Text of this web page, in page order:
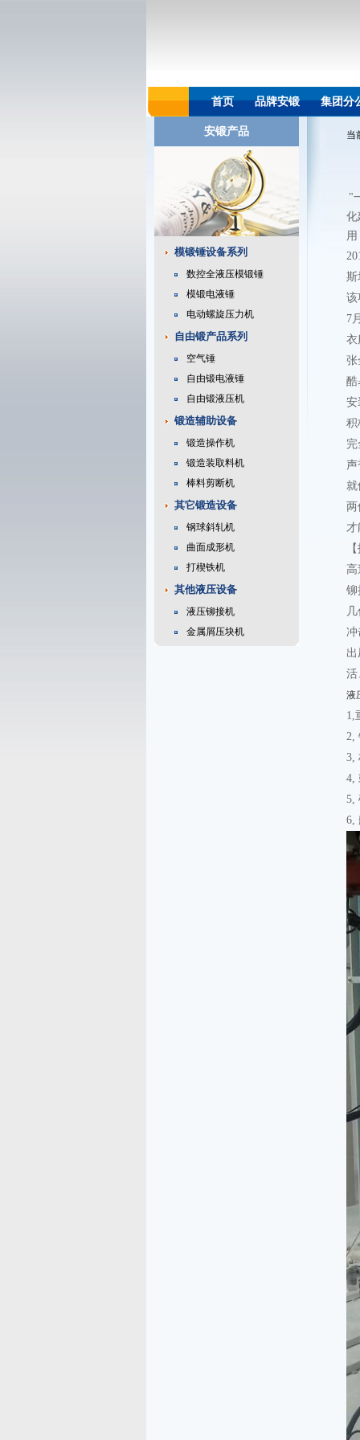
首页 品牌安锻 集团分
安锻产品
模锻锤设备系列
数控全液压模锻锤
模锻电液锤
电动螺旋压力机
自由锻产品系列
空气锤
自由锻电液锤
自由锻液压机
锻造辅助设备
锻造操作机
锻造装取料机
棒料剪断机
其它锻造设备
钢球斜轧机
曲面成形机
打楔铁机
其他液压设备
液压铆接机
金属屑压块机
当
"
化
斯
该
7
衣
张
酷
安
积
声
就
才
铆
冲
活
液
1,
2,
3,
4,
5,
6,